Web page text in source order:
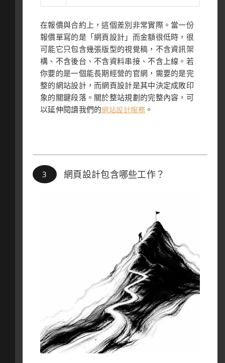
在報價與合約上，這個差別非常實際。當一份
報價單寫的是「網頁設計」而金額很低時，很
可能它只包含幾張版型的視覺稿，不含資訊架
構、不含後台、不含資料串接、不含上線。若
你要的是一個能長期經營的官網，需要的是完
整的網站設計，而網頁設計是其中決定成敗印
象的關鍵段落。關於整站規劃的完整內容，可
以延伸閱讀我們的網站設計服務 。
網頁設計包含哪些工作？